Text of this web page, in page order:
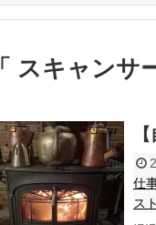
「 スキャンサ
仕
ス